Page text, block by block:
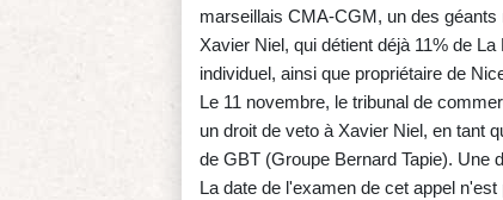
marseillais CMA-CGM, un des
Xavier Niel, qui détient déjà 11% de
individuel, ainsi que propriétaire de
Le 11 novembre, le tribunal de
un droit de veto à Xavier Niel, en tant
de GBT (Groupe Bernard Tapie). Une
La date de l'examen de cet appel